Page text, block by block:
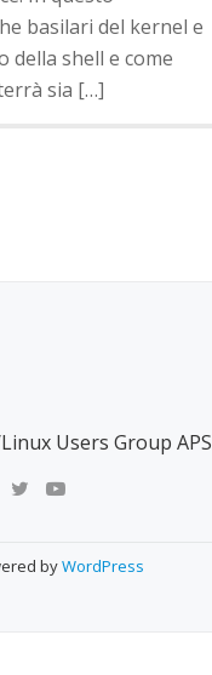
basilari del kernel e
della shell e come
sia […]
Users Group APS
byWordPress